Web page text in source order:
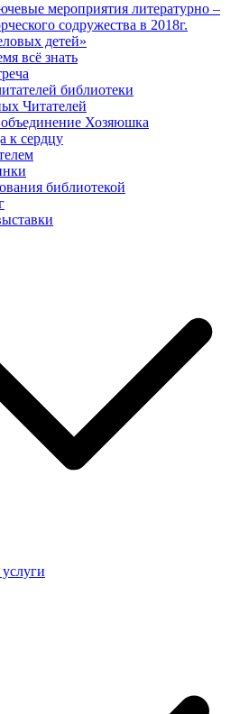
мероприятия литературно –
содружества в 2018г.
детей»
всё знать
библиотеки
Читателей
Хозяюшка
к сердцу
библиотекой